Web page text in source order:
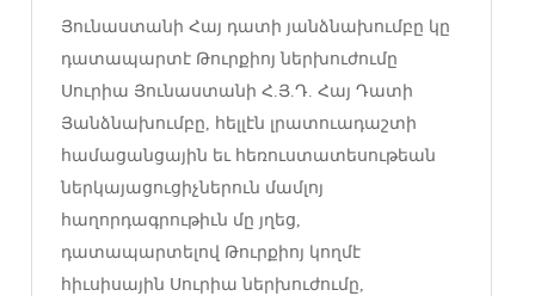
Յունաստանի Հայ դատի յանձնախումբը կը
դատապարտէ Թուրքիոյ ներխուժումը
Սուրիա Յունաստանի Հ.Յ.Դ. Հայ Դատի
Յանձնախումբը, հելլէն լրատուադաշտի
համացանցային եւ հեռուստատեսութեան
ներկայացուցիչներուն մամլոյ
հաղորդագրութիւն մը յղեց,
դատապարտելով Թուրքիոյ կողմէ
հիւսիսային Սուրիա ներխուժումը,